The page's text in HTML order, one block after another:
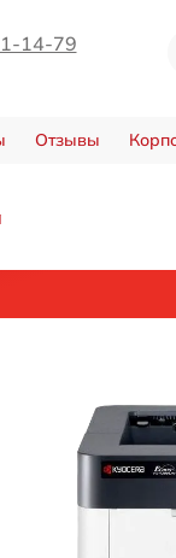
14-79
Отзывы